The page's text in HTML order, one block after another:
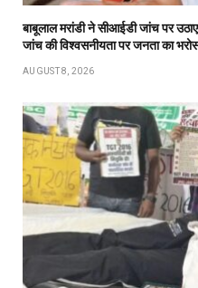
बाबूलाल मरांडी ने सीआईडी जांच पर
जांच की विश्वसनीयता पर जनता का
AUGUST 8, 2026